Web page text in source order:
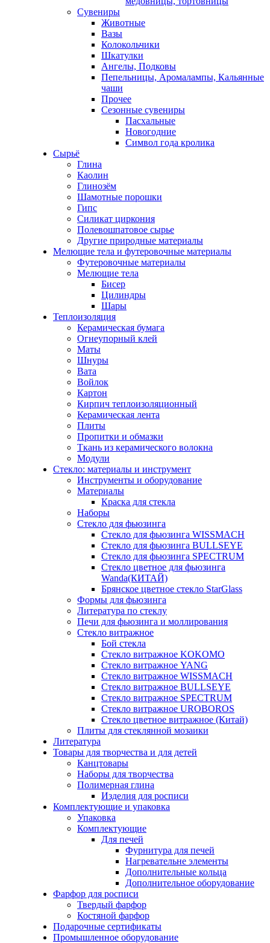
Сувениры
Животные
Вазы
Колокольчики
Шкатулки
Ангелы, Подковы
Пепельницы, Аромалампы, Кальянные
чаши
Прочее
Сезонные сувениры
Пасхальные
Новогодние
Символ года кролика
Сырьё
Глина
Каолин
Глинозём
Шамотные порошки
Гипс
Силикат циркония
Полевошпатовое сырье
Другие природные материалы
Мелющие тела и футеровочные материалы
Футеровочные материалы
Мелющие тела
Бисер
Цилиндры
Шары
Теплоизоляция
Керамическая бумага
Огнеупорный клей
Маты
Шнуры
Вата
Войлок
Картон
Кирпич теплоизоляционный
Керамическая лента
Плиты
Пропитки и обмазки
Ткань из керамического волокна
Модули
Стекло: материалы и инструмент
Инструменты и оборудование
Материалы
Краска для стекла
Наборы
Стекло для фьюзинга
Стекло для фьюзинга WISSMACH
Стекло для фьюзинга BULLSEYE
Стекло для фьюзинга SPECTRUM
Стекло цветное для фьюзинга
Wanda(КИТАЙ)
Брянское цветное стекло StarGlass
Формы для фьюзинга
Литература по стеклу
Печи для фьюзинга и моллирования
Стекло витражное
Бой стекла
Стекло витражное KOKOMO
Стекло витражное YANG
Стекло витражное WISSMACH
Стекло витражное BULLSEYE
Стекло витражное SPECTRUM
Стекло витражное UROBOROS
Стекло цветное витражное (Китай)
Плиты для стеклянной мозаики
Литература
Товары для творчества и для детей
Канцтовары
Наборы для творчества
Полимерная глина
Изделия для росписи
Комплектующие и упаковка
Упаковка
Комплектующие
Для печей
Фурнитура для печей
Нагревательне элементы
Дополнительные кольца
Дополнительное оборудование
Фарфор для росписи
Твердый фарфор
Костяной фарфор
Подарочные сертификаты
Промышленное оборудование